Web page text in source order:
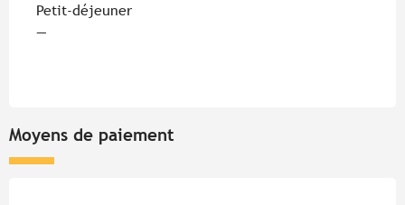
Petit-déjeuner
—
Moyens de paiement